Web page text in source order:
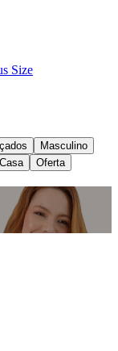
Size
Masculino
Casa Oferta